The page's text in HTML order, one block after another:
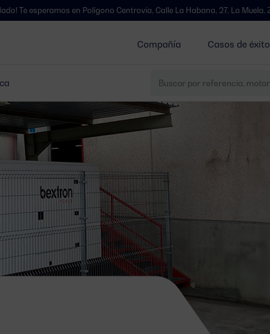
Compañía Casos de éxito
en Polígono Centrovía, Calle La Habana, 27, La Muela, Zaragoza.